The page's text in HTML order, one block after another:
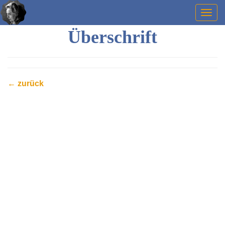
Überschrift
← zurück